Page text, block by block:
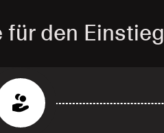
den Einstieg